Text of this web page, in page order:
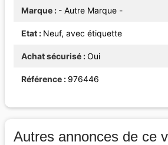
Marque - Autre Marque -
Etat Neuf, avec étiquette
Achat sécurisé Oui
Référence 976446
Autres annonces de ce